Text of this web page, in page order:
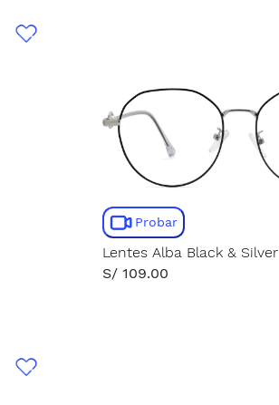
Probar
Lentes Alba Black & Silver
S/ 109.00